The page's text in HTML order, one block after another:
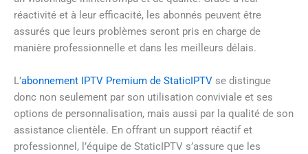
réactivité et à leur efficacité, les abonnés peuvent être
assurés que leurs problèmes seront pris en charge de
manière professionnelle et dans les meilleurs délais.
L’abonnement IPTV Premium de StaticIPTV se distingue
donc non seulement par son utilisation conviviale et ses
options de personnalisation, mais aussi par la qualité de son
assistance clientèle. En offrant un support réactif et
professionnel, l’équipe de StaticIPTV s’assure que les